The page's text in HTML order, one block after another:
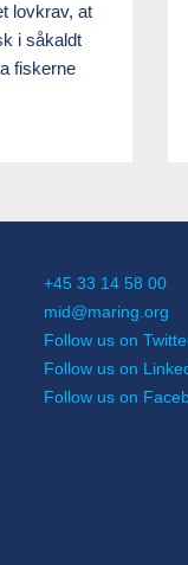
lovkrav, at
i såkaldt
fiskerne
+45 33 14 58 00
mid@maring.org
Follow us on
Follow us on
Follow us on